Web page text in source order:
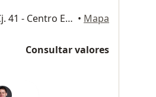
Av. Nove de Julho 3384, Cj. 41 - Centro Executivo Jardim Paulista, São Paulo • Mapa
Consultar valores